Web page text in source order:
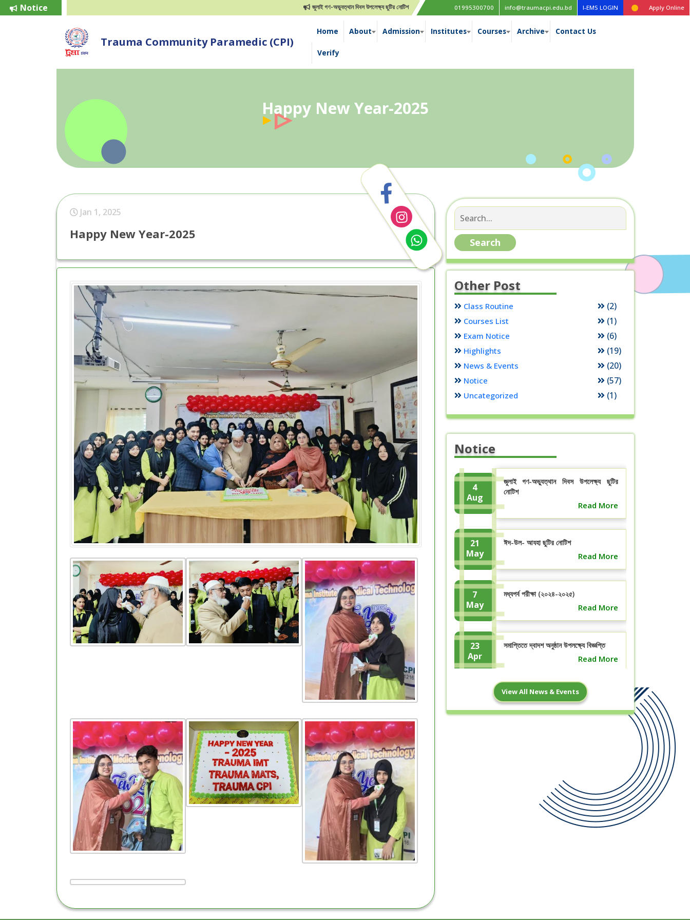
Notice জুলাই গণ-অভ্যুত্থান দিবস উপলেক্ষ্য ছুটির নোটিশ 01995300700 info@traumacpi.edu.bd I-EMS LOGIN Apply Online
Trauma Community Paramedic (CPI)
Home About Admission Institutes Courses Archive Contact Us
Verify
Happy New Year-2025
Jan 1, 2025
Happy New Year-2025
Other Post
Class Routine (2)
Courses List (1)
Exam Notice (6)
Highlights (19)
News & Events (20)
Notice (57)
Uncategorized (1)
Notice
4
Aug
জুলাই গণ-অভ্যুত্থান দিবস উপলেক্ষ্য ছুটির
নোটিশ
Read More
21
May
ঈদ-উল- আযহা ছুটির নোটিশ
Read More
7
May
মধ্যপর্ব পরীক্ষা (২০২৪-২০২৫)
Read More
23
Apr
সমাপ্তিতে দ্বাদশ অনুষ্ঠান উপলক্ষ্যে বিজ্ঞপ্তি
Read More
Apr
মধ্যপর্ব পরীক্ষার বিজ্ঞপ্তি
Read More
পবিত্র ঈদুল ফিতর এর ছুটির বিজ্ঞপ্তি
Read More
View All News & Events